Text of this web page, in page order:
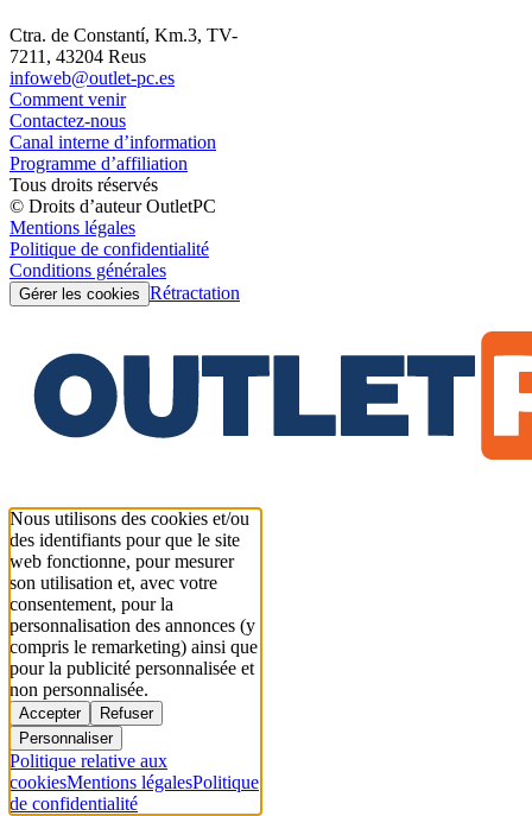
Ctra. de Constantí, Km.3, TV-
7211, 43204 Reus
infoweb@outlet-pc.es
Comment venir
Contactez-nous
Canal interne d’information
Programme d’affiliation
Tous droits réservés
© Droits d’auteur OutletPC
Mentions légales
Politique de confidentialité
Conditions générales
Gérer les cookies Rétractation
Nous utilisons des cookies et/ou
des identifiants pour que le site
web fonctionne, pour mesurer
son utilisation et, avec votre
consentement, pour la
personnalisation des annonces (y
compris le remarketing) ainsi que
pour la publicité personnalisée et
non personnalisée.
Accepter
Refuser
Personnaliser
Politique relative aux
cookiesMentions légalesPolitique
de confidentialité